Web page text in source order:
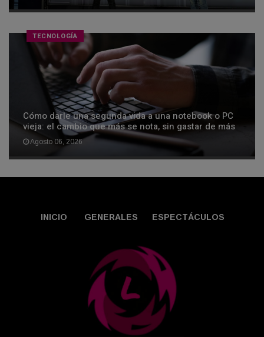
TECNOLOGÍA
Cómo darle una segunda vida a una notebook o PC
vieja: el cambio que más se nota, sin gastar de más
Agosto 06, 2026
INICIO GENERALES ESPECTÁCULOS